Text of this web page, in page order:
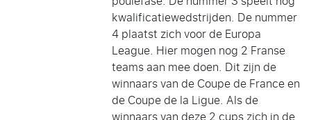
kwalificatiewedstrijden. De nummer
4 plaatst zich voor de Europa
League. Hier mogen nog 2 Franse
teams aan mee doen. Dit zijn de
winnaars van de Coupe de France en
de Coupe de la Ligue. Als de